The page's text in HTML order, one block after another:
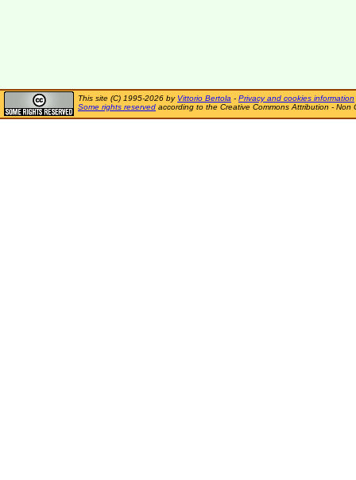
This site (C) 1995-2026 by Vittorio Bertola - Privacy and cookies information
Some rights reserved according to the Creative Commons Attribution - Non